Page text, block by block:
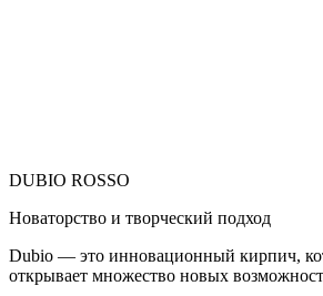
DUBIO ROSSO
Новаторство и творческий подход
Dubio — это инновационный кирпич,
открывает множество новых